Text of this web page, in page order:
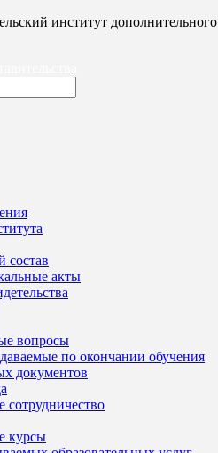
институт
состав
акты
вопросы
по окончании обучения
документов
курсы